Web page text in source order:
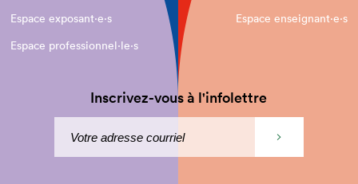
Espace exposant·e⋅s
Espace enseignant·e⋅s
Espace professionnel·le⋅s
Inscrivez-vous à l'infolettre